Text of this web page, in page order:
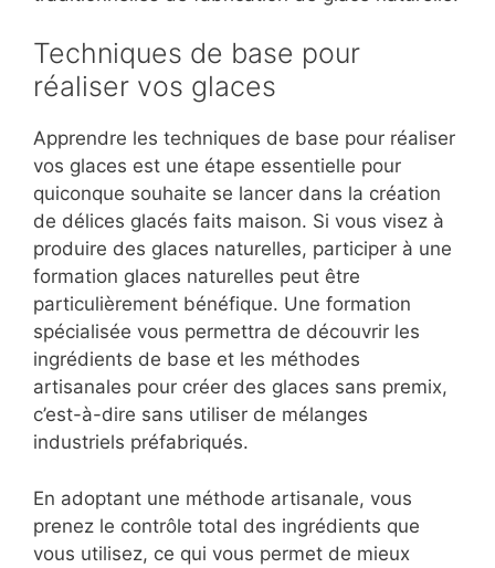
Techniques de base pour
réaliser vos glaces
Apprendre les techniques de base pour réaliser
vos glaces est une étape essentielle pour
quiconque souhaite se lancer dans la création
de délices glacés faits maison. Si vous visez à
produire des glaces naturelles, participer à une
formation glaces naturelles peut être
particulièrement bénéfique. Une formation
spécialisée vous permettra de découvrir les
ingrédients de base et les méthodes
artisanales pour créer des glaces sans premix,
c’est-à-dire sans utiliser de mélanges
industriels préfabriqués.
En adoptant une méthode artisanale, vous
prenez le contrôle total des ingrédients que
vous utilisez, ce qui vous permet de mieux